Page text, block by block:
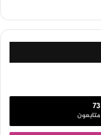
73
متابعون